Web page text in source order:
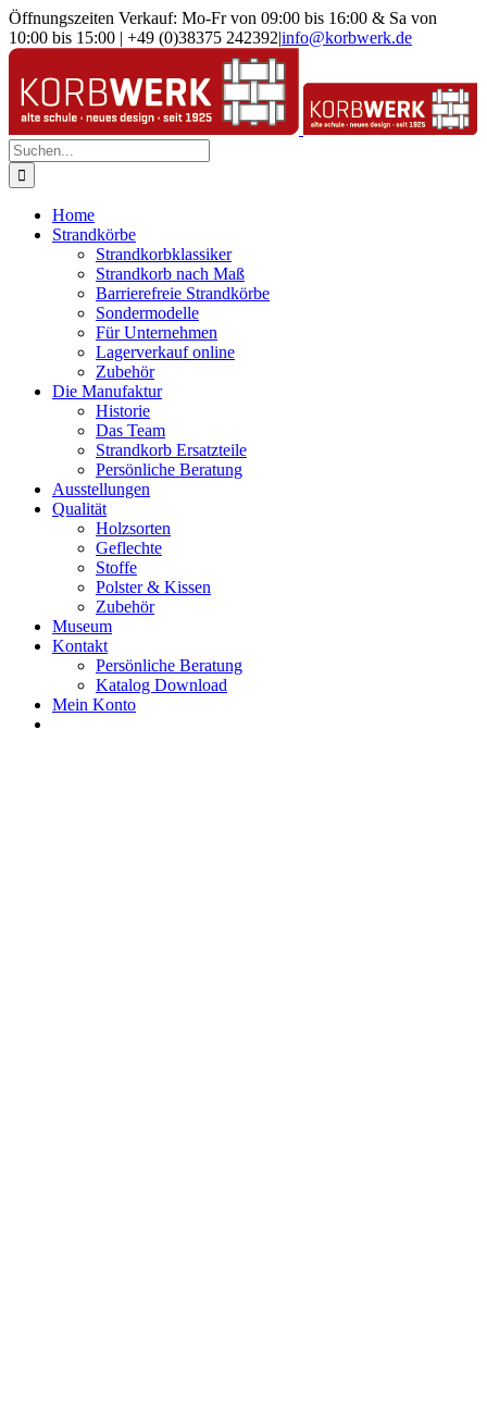
Zum
Inhalt
springen
Öffnungszeiten Verkauf: Mo-Fr von 09:00 bis 16:00 & Sa von
10:00 bis 15:00 | +49 (0)38375 242392|info@korbwerk.de
Suche
nach:
Home
Strandkörbe
Strandkorbklassiker
Strandkorb nach Maß
Barrierefreie Strandkörbe
Sondermodelle
Für Unternehmen
Lagerverkauf online
Zubehör
Die Manufaktur
Historie
Das Team
Strandkorb Ersatzteile
Persönliche Beratung
Ausstellungen
Qualität
Holzsorten
Geflechte
Stoffe
Polster & Kissen
Zubehör
Museum
Kontakt
Persönliche Beratung
Katalog Download
Mein Konto